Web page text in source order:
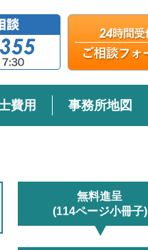
費用 事務所地図
無料進呈
(114ページ小冊子)